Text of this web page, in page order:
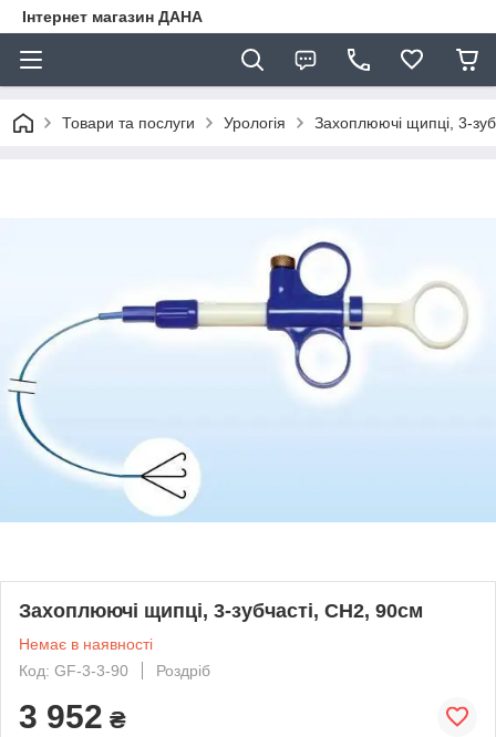
Інтернет магазин ДАНА
Товари та послуги Урологія Захоплюючі щипці, 3-
Захоплюючі щипці, 3-зубчасті, CH2, 90см
Немає в наявності
Код: GF-3-3-90
Роздріб
3 952 ₴